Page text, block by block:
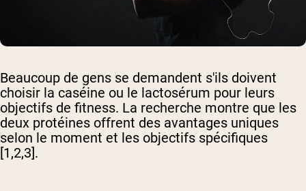
Beaucoup de gens se demandent s'ils doivent
choisir la caséine ou le lactosérum pour leurs
objectifs de fitness. La recherche montre que les
deux protéines offrent des avantages uniques
selon le moment et les objectifs spécifiques
[1,2,3].